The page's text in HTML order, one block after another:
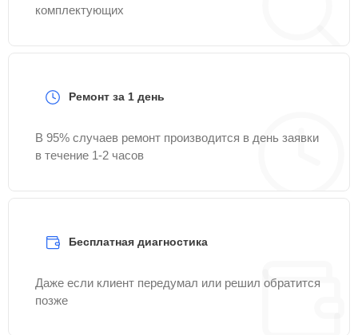
комплектующих
Ремонт за 1 день
В 95% случаев ремонт производится в день заявки
в течение 1-2 часов
Бесплатная диагностика
Даже если клиент передумал или решил обратится
позже